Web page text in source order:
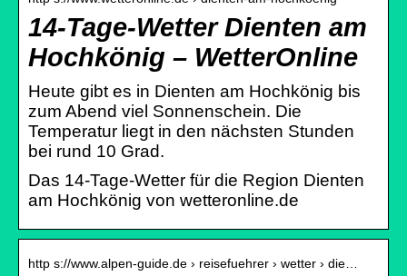
14-Tage-Wetter Dienten am
Hochkönig – WetterOnline
Heute gibt es in Dienten am Hochkönig bis
zum Abend viel Sonnenschein. Die
Temperatur liegt in den nächsten Stunden
bei rund 10 Grad.
Das 14-Tage-Wetter für die Region Dienten
am Hochkönig von wetteronline.de
http s://www.alpen-guide.de › reisefuehrer › wetter › die…